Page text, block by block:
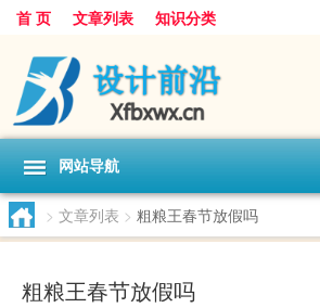
首 页 文章列表 知识分类
网站导航
> 文章列表 > 粗粮王春节放假吗
粗粮王春节放假吗